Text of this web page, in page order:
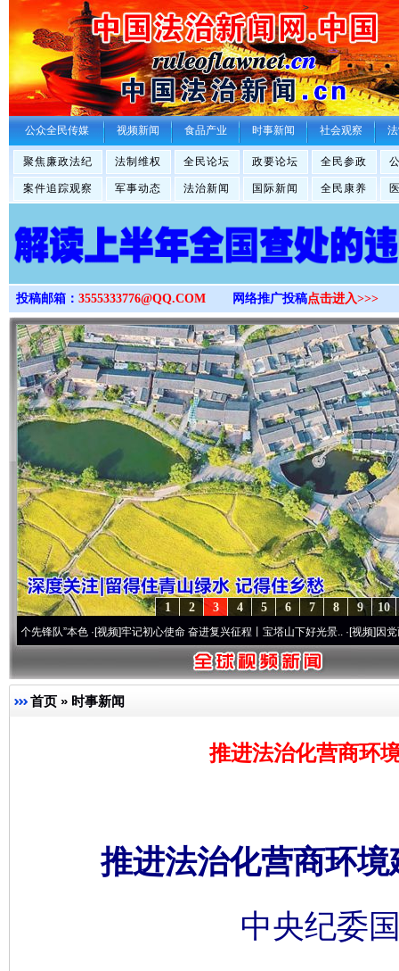
>
公众全民传媒 视频新闻 食品产业 时事新闻 社会观察
聚焦廉政法纪 法制维权 全民论坛 政要论坛 全民参政
案件追踪观察 军事动态 法治新闻 国际新闻 全民康养
投稿邮箱： 3555333776@QQ.COM 网络推广投稿点击进入>>>
10
9
8
7
6
5
4
3
2
1
队”本色·[视频]牢记初心使命 奋进复兴征程丨宝塔山下好光景..·[视频]因党而生 为
首页 » 时事新闻
推进法治化营商环
推进法治化营商环
中央纪委